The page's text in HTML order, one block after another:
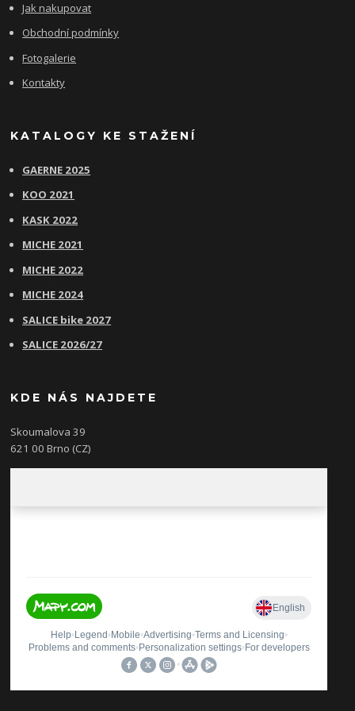
Jak nakupovat
Obchodní podmínky
Fotogalerie
Kontakty
KATALOGY KE STAŽENÍ
GAERNE 2025
KOO 2021
KASK 2022
MICHE 2021
MICHE 2022
MICHE 2024
SALICE bike 2027
SALICE 2026/27
KDE NÁS NAJDETE
Skoumalova 39
621 00 Brno (CZ)